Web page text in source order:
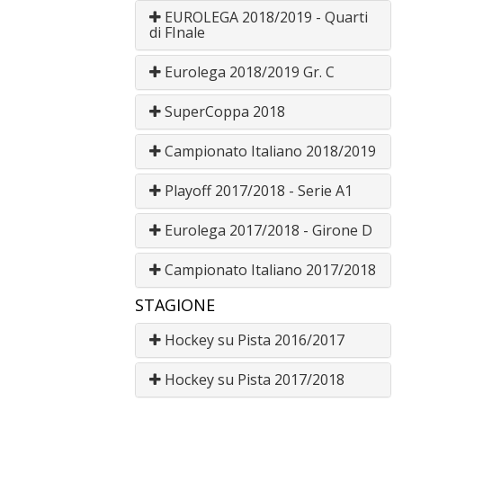
EUROLEGA 2018/2019 - Quarti
di FInale
Eurolega 2018/2019 Gr. C
SuperCoppa 2018
Campionato Italiano 2018/2019
Playoff 2017/2018 - Serie A1
Eurolega 2017/2018 - Girone D
Campionato Italiano 2017/2018
STAGIONE
Hockey su Pista 2016/2017
Hockey su Pista 2017/2018